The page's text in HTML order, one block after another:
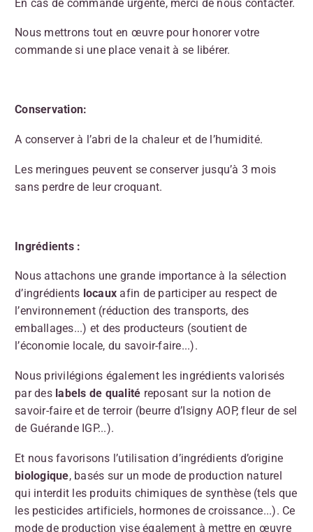
En cas de commande urgente, merci de nous contacter.
Nous mettrons tout en œuvre pour honorer votre
commande si une place venait à se libérer.
Conservation:
A conserver à l’abri de la chaleur et de l’humidité.
Les meringues peuvent se conserver jusqu’à 3 mois
sans perdre de leur croquant.
Ingrédients :
Nous attachons une grande importance à la sélection
d’ingrédients locaux afin de participer au respect de
l’environnement (réduction des transports, des
emballages...) et des producteurs (soutient de
l’économie locale, du savoir-faire...).
Nous privilégions également les ingrédients valorisés
par des labels de qualité reposant sur la notion de
savoir-faire et de terroir (beurre d’Isigny AOP, fleur de sel
de Guérande IGP...).
Et nous favorisons l’utilisation d’ingrédients d’origine
biologique, basés sur un mode de production naturel
qui interdit les produits chimiques de synthèse (tels que
les pesticides artificiels, hormones de croissance...). Ce
mode de production vise également à mettre en œuvre